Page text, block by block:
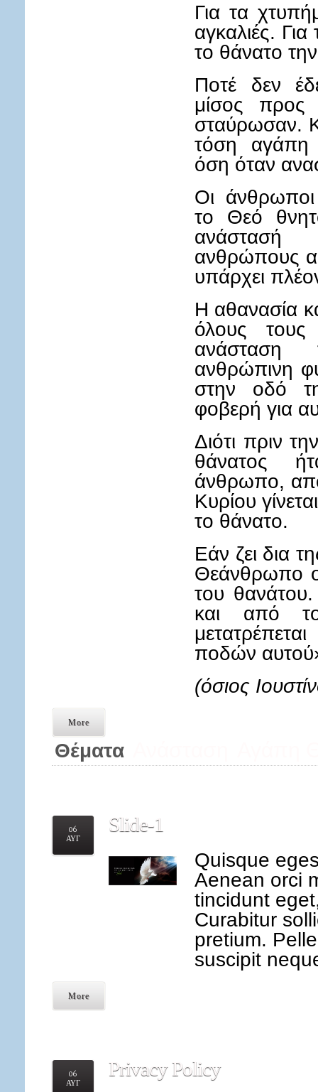
Για τα
αγκαλιές. Για
το θάνατο
Ποτέ δεν
μίσος
σταύρωσαν.
τόση
όση όταν
Οι
το Θεό
ανάστασή
ανθρώπους
υπάρχει
Η αθανασία
όλους
ανθρώπινη
στην οδό
φοβερή για
Διότι πριν
θάνατος
άνθρωπο,
Κυρίου
το θάνατο.
Εάν ζει δια
Θεάνθρωπο
του
και από
ποδών
(όσιος
More
Θέματα
06
ΑΥΓ
Slide-1
Quisque
Aenean orci
tincidunt
Curabitur
pretium.
suscipit
More
06
ΑΥΓ
PrivacyPolicy